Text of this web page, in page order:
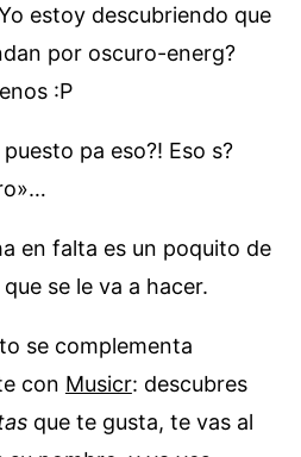
estoy descubriendo que
por oscuro-energ?
:P
puesto pa eso?! Eso s?
en falta es un poquito de
se le va a hacer.
se complementa
con Musicr: descubres
que te gusta, te vas al